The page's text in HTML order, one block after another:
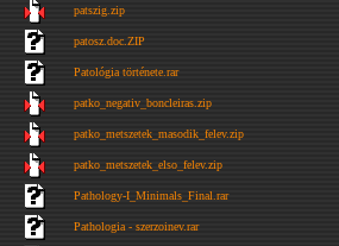
patszig.zip
patosz.doc.ZIP
Patológia története.rar
patko_negativ_boncleiras.zip
patko_metszetek_masodik_felev.zip
patko_metszetek_elso_felev.zip
Pathology-I_Minimals_Final.rar
Pathologia - szerzoinev.rar